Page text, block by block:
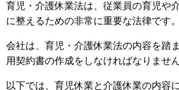
育児・介護休業法は、従業員の育児や
に整えるための非常に重要な法律です。
会社は、育児・介護休業法の内容を踏
用契約書の作成をしなければなりません
以下では、育児休業と介護休業の内容